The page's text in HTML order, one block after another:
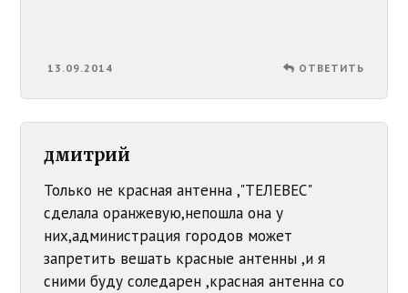
13.09.2014 ОТВЕТИТЬ
дмитрий
Только не красная антенна ,"ТЕЛЕВЕС"
сделала оранжевую,непошла она у
них,администрация городов может
запретить вешать красные антенны ,и я
сними буду соледарен ,красная антенна со